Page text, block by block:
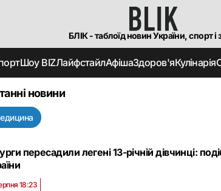
БЛІК - таблоїд новин України, спорт і
Шоу BIZЛайфстайлАфішаЗдоров'яКулінарія
новини
пересадили легені 13-річній дівчинці:
18:23